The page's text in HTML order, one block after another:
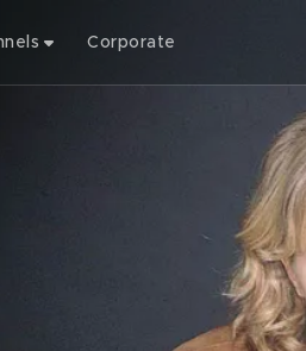
Corporate